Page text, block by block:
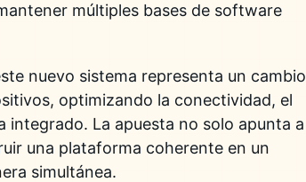
múltiples bases de software
nuevo sistema representa un cambio
optimizando la conectividad, el
La apuesta no solo apunta a
una plataforma coherente en un
simultánea.